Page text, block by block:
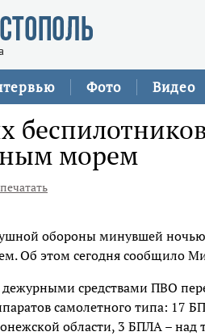
Фото Видео
морем
обороны минувшей
Об этом сегодня сообщило
средствами ПВО
самолетного типа: 17
области, 3 БПЛА –